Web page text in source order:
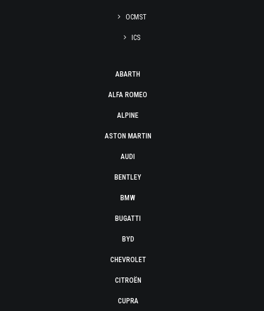
OCMST
ICS
ABARTH
ALFA ROMEO
ALPINE
ASTON MARTIN
AUDI
BENTLEY
BMW
BUGATTI
BYD
CHEVROLET
CITROËN
CUPRA